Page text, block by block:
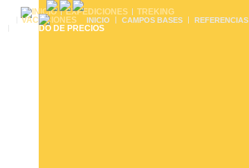
EXPEDICIONES
TREKING
VACACIONES
INICIO CAMPOS BASES REFERENCIAS
LISTADO DE PRECIOS